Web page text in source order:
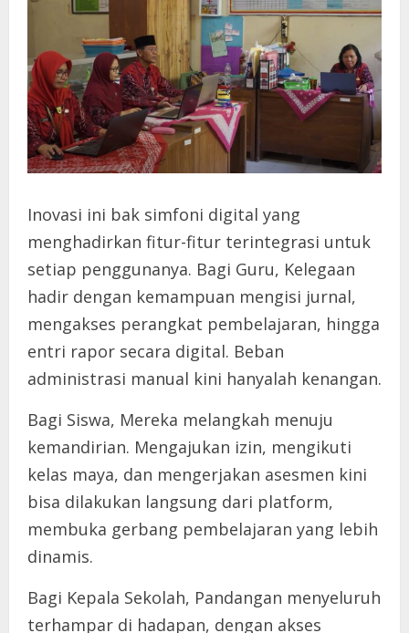
Inovasi ini bak simfoni digital yang
menghadirkan fitur-fitur terintegrasi untuk
setiap penggunanya. Bagi Guru, Kelegaan
hadir dengan kemampuan mengisi jurnal,
mengakses perangkat pembelajaran, hingga
entri rapor secara digital. Beban
administrasi manual kini hanyalah kenangan.
Bagi Siswa, Mereka melangkah menuju
kemandirian. Mengajukan izin, mengikuti
kelas maya, dan mengerjakan asesmen kini
bisa dilakukan langsung dari platform,
membuka gerbang pembelajaran yang lebih
dinamis.
Bagi Kepala Sekolah, Pandangan menyeluruh
terhampar di hadapan, dengan akses